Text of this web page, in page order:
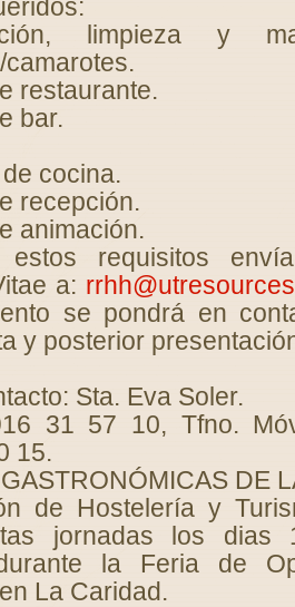
limpieza y
restaurante.
bar.
cocina.
recepción.
animación.
estos requisitos
a:
se pondrá en
y posterior
Sta. Eva Soler.
31 57 10, Tfno.
15.
DE
de Hostelería y
jornadas los
la Feria de
La Caridad.